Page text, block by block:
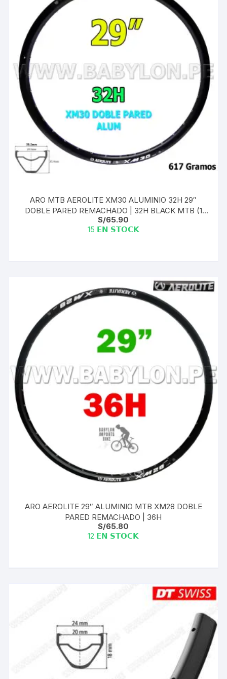
ARO MTB AEROLITE XM30 ALUMINIO 32H 29″
DOBLE PARED REMACHADO | 32H BLACK MTB (1
UND)
S/65.90
15 𝗘𝗡 𝗦𝗧𝗢𝗖𝗞
ARO AEROLITE 29″ ALUMINIO MTB XM28 DOBLE
PARED REMACHADO | 36H
S/65.80
12 𝗘𝗡 𝗦𝗧𝗢𝗖𝗞